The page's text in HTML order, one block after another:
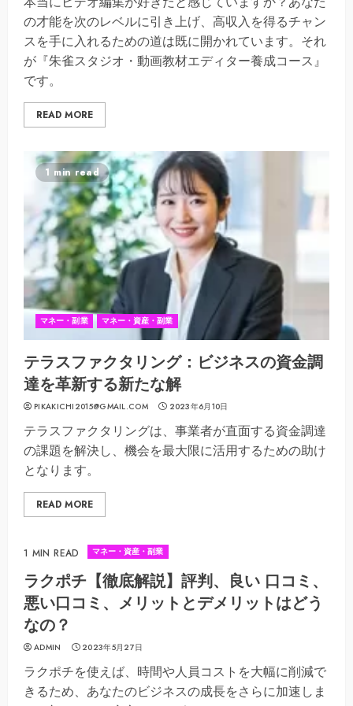
の才能を次のレベルに引き上げ、高収入を得るチャン
スを手に入れるための道は既に開かれています。それ
が『朱雀スタジオ・動画教材エディター養成コース』
です。
READ MORE
1 min read
マネー・副業 マネー・資産・副業
テラスファクタリング：ビジネスの資金調
達を革新する新たな解
PIKAKICHI2015@GMAIL.COM 2023年6月10日
テラスファクタリングは、事業者が直面する資金調達
の課題を解決し、機会を最大限に活用するための助け
となります。
READ MORE
1 MIN READ マネー・資産・副業
ラクポチ【徹底解説】評判、良い 口コミ、
悪い口コミ、メリットとデメリットはどう
なの？
ADMIN 2023年5月27日
ラクポチを使えば、時間や人員コストを大幅に削減で
きるため、あなたのビジネスの成長をさらに加速しま